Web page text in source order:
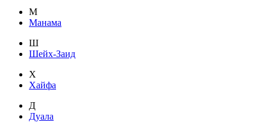
М
Манама
Ш
Шейх-Заид
Х
Хайфа
Д
Дуала